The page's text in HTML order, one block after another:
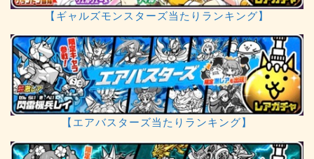
【ギャルズモンスターズ当たりランキング】
【エアバスターズ当たりランキング】